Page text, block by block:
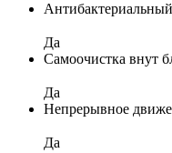
Да
Самоочистка внут
Да
Непрерывное
Да